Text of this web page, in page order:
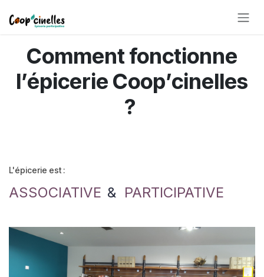
Comment fonctionne
l’épicerie Coop’cinelles
?
L'épicerie est :
ASSOCIATIVE & PARTICIPATIVE